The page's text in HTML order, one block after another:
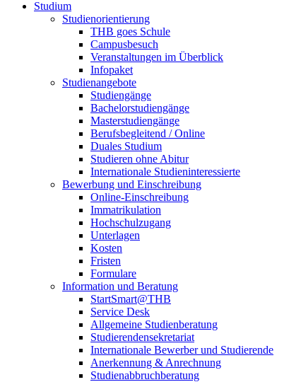
Studium
Studienorientierung
THB goes Schule
Campusbesuch
Veranstaltungen im Überblick
Infopaket
Studienangebote
Studiengänge
Bachelorstudiengänge
Masterstudiengänge
Berufsbegleitend / Online
Duales Studium
Studieren ohne Abitur
Internationale Studieninteressierte
Bewerbung und Einschreibung
Online-Einschreibung
Immatrikulation
Hochschulzugang
Unterlagen
Kosten
Fristen
Formulare
Information und Beratung
StartSmart@THB
Service Desk
Allgemeine Studienberatung
Studierendensekretariat
Internationale Bewerber und Studierende
Anerkennung & Anrechnung
Studienabbruchberatung